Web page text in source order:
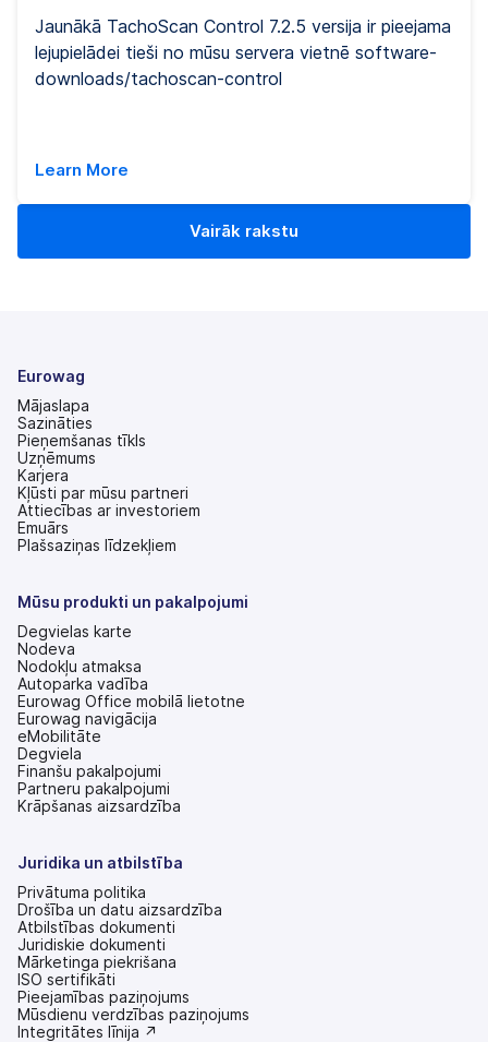
Jaunākā TachoScan Control 7.2.5 versija ir pieejama
lejupielādei tieši no mūsu servera vietnē software-
downloads/tachoscan-control
Learn More
Vairāk rakstu
Eurowag
Mājaslapa
Sazināties
Pieņemšanas tīkls
Uzņēmums
Karjera
Kļūsti par mūsu partneri
Attiecības ar investoriem
(tiek
atvērts
Emuārs
Plašsaziņas līdzekļiem
Mūsu produkti un pakalpojumi
Degvielas karte
Nodeva
Nodokļu atmaksa
Autoparka vadība
Eurowag Office mobilā lietotne
Eurowag navigācija
eMobilitāte
Degviela
Finanšu pakalpojumi
Partneru pakalpojumi
Krāpšanas aizsardzība
Juridika un atbilstība
Privātuma politika
Drošība un datu aizsardzība
Atbilstības dokumenti
Juridiskie dokumenti
Mārketinga piekrišana
ISO sertifikāti
Pieejamības paziņojums
(tiek
atvērts
Mūsdienu verdzības paziņojums
(tiek
Integritātes līnija ↗